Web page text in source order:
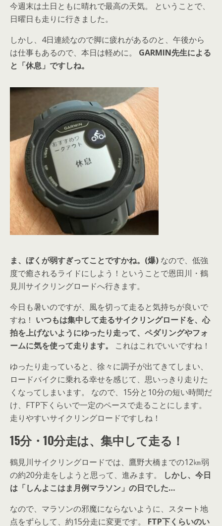
今週末は土日ともに晴れで最高の天気。 ということで、
日曜日も走りに行きました。
しかし、4日連続なので脚に疲れがあるのと、午後から
は仕事もあるので、本日は軽めに。 GARMIN先生による
と「休息」ですしね。
ま、ぼくが弱すぎってことですかね。(爆) なので、低強
度で癒されるライドにしよう！ということで恩田川・鶴
見川サイクリングロードへ行きます。
今日も暑いのですが、風を切って走ると気持ちが良いで
すね！ いつもは集中して走るサイクリングロードを、心
拍を上げないようにゆったり走って、ペダリングやフォ
ームに気を使って走ります。
これはこれでいいですね！
ゆったり走っていると、徐々に調子が出てきてしまい、
ロードバイクに乗れる幸せを感じて、思いっきり走りた
くなってしまいます。 なので、15分と10分の短い時間だ
け、FTP下くらいで一定のペースで走ることにします。
走りやすいサイクリングロードですしね！
15分・10分走は、集中して走る！
鶴見川サイクリングロードでは、鷹野大橋までの12㎞弱
の約20分走をしようと思って、進みます。
しかし、今日
は「しんよこはま月例マラソン」の日でした…
なので、マラソンの邪魔にならないように、スタート地
点をずらして、約15分走に変更です。 FTP下くらいのい